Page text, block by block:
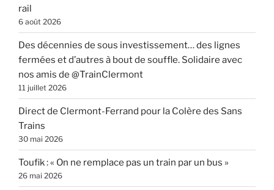
rail
6 août 2026
Des décennies de sous investissement… des lignes
fermées et d’autres à bout de souffle. Solidaire avec
nos amis de @TrainClermont
11 juillet 2026
Direct de Clermont-Ferrand pour la Colère des Sans
Trains
30 mai 2026
Toufik : « On ne remplace pas un train par un bus »
26 mai 2026